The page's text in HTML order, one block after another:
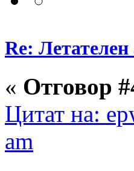
Re:
« Отговор
Цитат на:
am